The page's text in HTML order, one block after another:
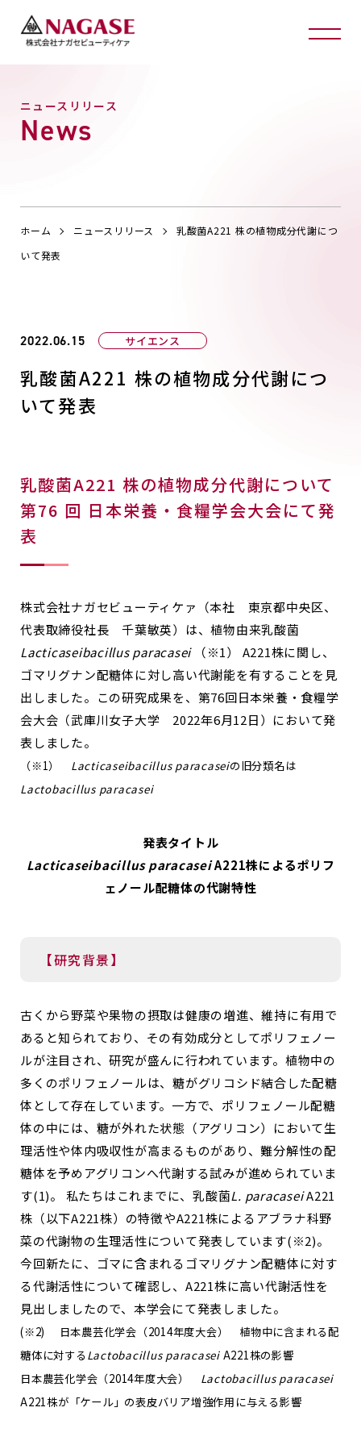
ニュースリリース
News
ホーム ニュースリリース
乳酸菌A221 株の植物成分代謝につ
いて発表
2022.06.15 サイエンス
乳酸菌A221 株の植物成分代謝につ
いて発表
乳酸菌A221 株の植物成分代謝について
第76 回 日本栄養・食糧学会大会にて発
表
株式会社ナガセビューティケァ（本社 東京都中央区、
代表取締役社長 千葉敏英）は、植物由来乳酸菌
Lacticaseibacillus paracasei（※1） A221株に関し、
ゴマリグナン配糖体に対し高い代謝能を有することを見
出しました。この研究成果を、第76回日本栄養・食糧学
会大会（武庫川女子大学 2022年6月12日）において発
表しました。
（※1） Lacticaseibacillus paracaseiの旧分類名は
Lactobacillus paracasei
発表タイトル
Lacticaseibacillus paracaseiA221株によるポリフ
ェノール配糖体の代謝特性
【研究背景】
古くから野菜や果物の摂取は健康の増進、維持に有用で
あると知られており、その有効成分としてポリフェノー
ルが注目され、研究が盛んに行われています。植物中の
多くのポリフェノールは、糖がグリコシド結合した配糖
体として存在しています。一方で、ポリフェノール配糖
体の中には、糖が外れた状態（アグリコン）において生
理活性や体内吸収性が高まるものがあり、難分解性の配
糖体を予めアグリコンへ代謝する試みが進められていま
す(1)。 私たちはこれまでに、乳酸菌L. paracaseiA221
株（以下A221株）の特徴やA221株によるアブラナ科野
菜の代謝物の生理活性について発表しています(※2)。
今回新たに、ゴマに含まれるゴマリグナン配糖体に対す
る代謝活性について確認し、A221株に高い代謝活性を
見出しましたので、本学会にて発表しました。
(※2) 日本農芸化学会（2014年度大会） 植物中に含まれる配
糖体に対する Lactobacillus paracaseiA221株の影響
日本農芸化学会（2014年度大会） Lactobacillus paracasei
A221株が「ケール」の表皮バリア増強作用に与える影響